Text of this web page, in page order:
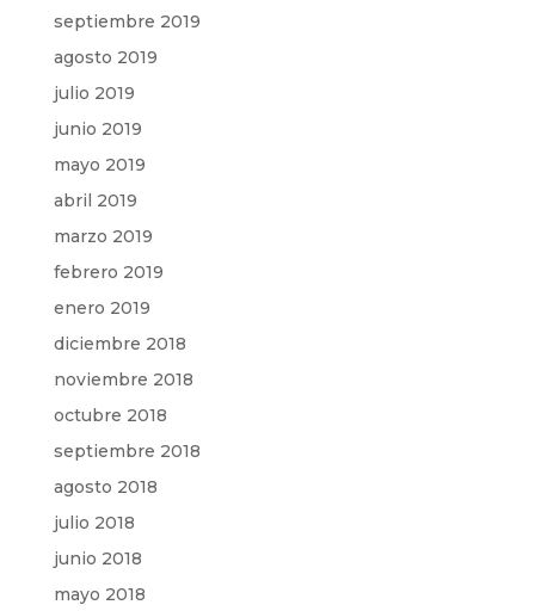
septiembre 2019
agosto 2019
julio 2019
junio 2019
mayo 2019
abril 2019
marzo 2019
febrero 2019
enero 2019
diciembre 2018
noviembre 2018
octubre 2018
septiembre 2018
agosto 2018
julio 2018
junio 2018
mayo 2018